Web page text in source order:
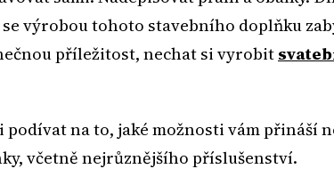
výrobou tohoto stavebního doplňku
příležitost, nechat si vyrobit
podívat na to, jaké možnosti vám přináší
včetně nejrůznějšího příslušenství.